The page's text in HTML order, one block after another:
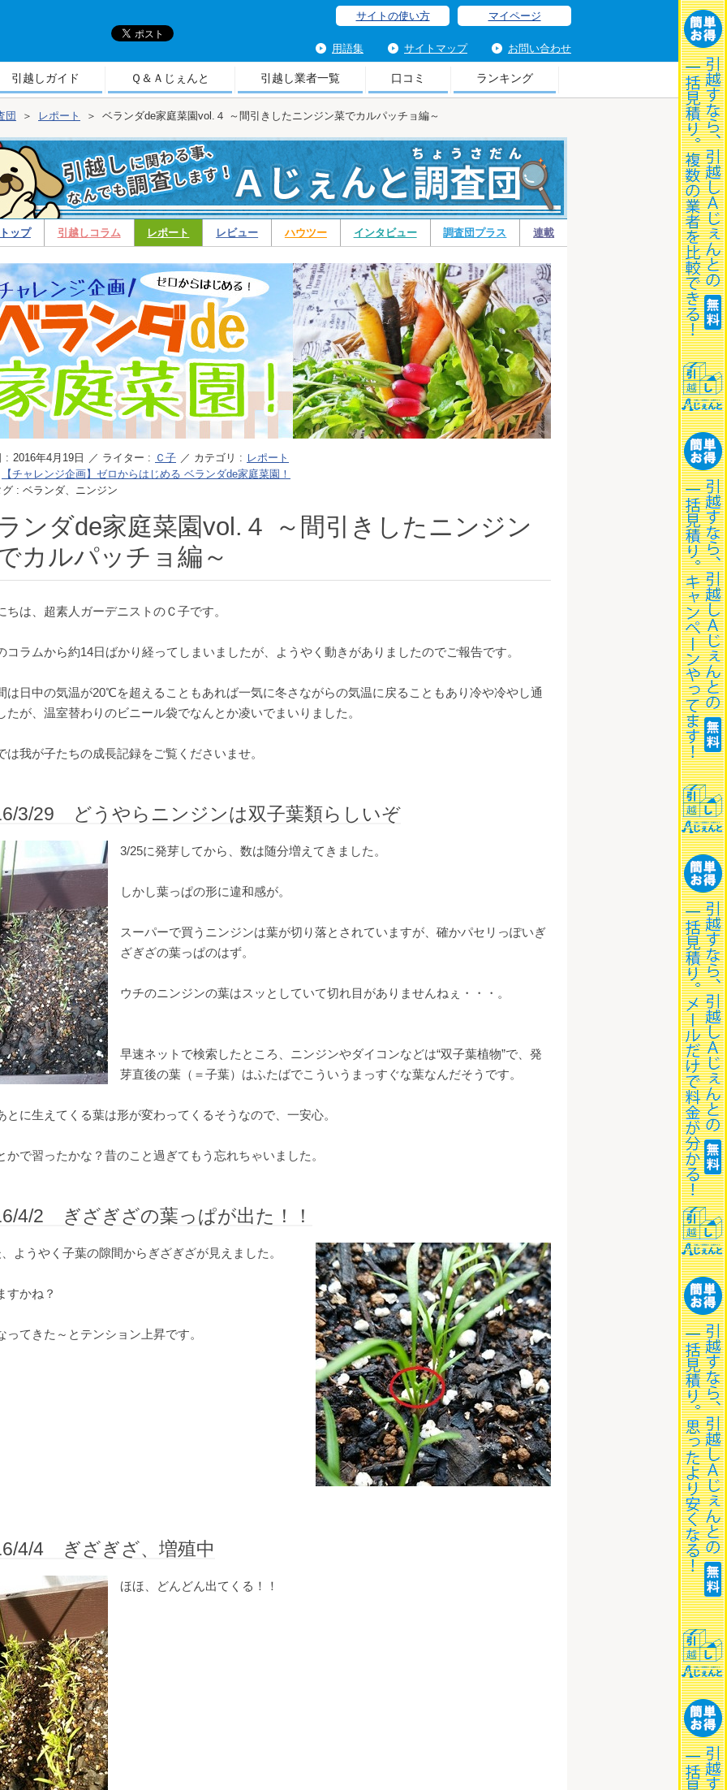
サイトの使い方 マイページ
用語集 サイトマップ お問い合わせ
引越しガイド Ｑ＆Ａじぇんと 引越し業者一覧 口コミ ランキング
団 ＞ レポート ＞ ベランダde家庭菜園vol.４ ～間引きしたニンジン菜でカルパッチョ編～
ップ 引越しコラム レポート レビュー ハウツー インタビュー 調査団プラス 連載
: 2016年4月19日 ／ ライター : Ｃ子 ／ カテゴリ : レポート
【チャレンジ企画】ゼロからはじめる ベランダde家庭菜園！
グ : ベランダ、ニンジン
ンダde家庭菜園vol.４ ～間引きしたニンジン
カルパッチョ編～
ちは、超素人ガーデニストのＣ子です。
コラムから約14日ばかり経ってしまいましたが、ようやく動きがありましたのでご報告です。
は日中の気温が20℃を超えることもあれば一気に冬さながらの気温に戻ることもあり冷や冷やし通
たが、温室替わりのビニール袋でなんとか凌いでまいりました。
は我が子たちの成長記録をご覧くださいませ。
3/29 どうやらニンジンは双子葉類らしいぞ
3/25に発芽してから、数は随分増えてきました。
しかし葉っぱの形に違和感が。
スーパーで買うニンジンは葉が切り落とされていますが、確かパセリっぽいぎ
ざぎざの葉っぱのはず。
ウチのニンジンの葉はスッとしていて切れ目がありませんねぇ・・・。
早速ネットで検索したところ、ニンジンやダイコンなどは“双子葉植物”で、発
芽直後の葉（＝子葉）はふたばでこういうまっすぐな葉なんだそうです。
とに生えてくる葉は形が変わってくるそうなので、一安心。
かで習ったかな？昔のこと過ぎてもう忘れちゃいました。
4/2 ぎざぎざの葉っぱが出た！！
ようやく子葉の隙間からぎざぎざが見えました。
すかね？
ってきた～とテンション上昇です。
4/4 ぎざぎざ、増殖中
ほほ、どんどん出てくる！！